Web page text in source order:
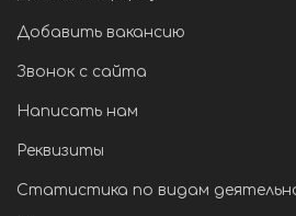
Добавить вакансию
Звонок с сайта
Написать нам
Реквизиты
Статистика по видам